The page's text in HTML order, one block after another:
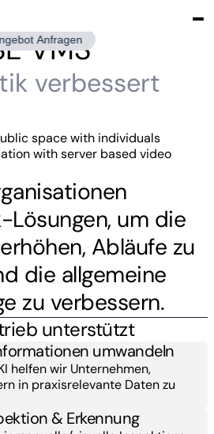
VMS
verbessert
um die
Abläufe zu
die allgemeine
zu verbessern.
unterstützt
umwandeln
helfen wir Unternehmen,
in praxisrelevante Daten zu
& Erkennung
Anfragen